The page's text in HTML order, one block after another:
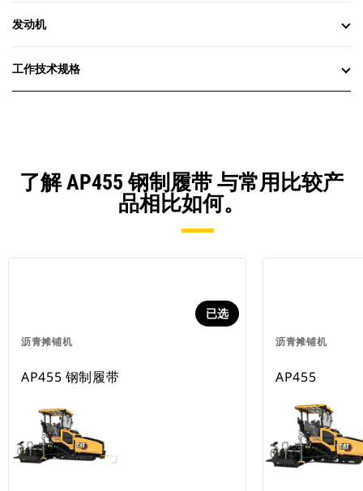
发动机
工作技术规格
了解 AP455 钢制履带 与常用比较产
品相比如何。
沥青摊铺机
已选
AP455 钢制履带
沥青摊铺机
AP455